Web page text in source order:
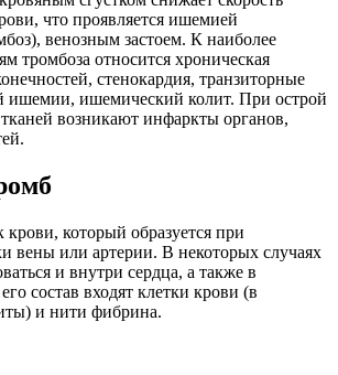
что проявляется ишемией
венозным застоем. К наиболее
тромбоза относится хроническая
стенокардия, транзиторные
ишемии, ишемический колит. При острой
возникают инфаркты органов,
крови, который образуется при
вены или артерии. В некоторых случаях
и внутри сердца, а также в
состав входят клетки крови (в
и нити фибрина.